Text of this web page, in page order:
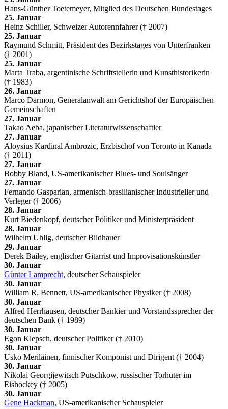
Hans-Günther Toetemeyer, Mitglied des Deutschen Bundestages
25. Januar
Heinz Schiller, Schweizer Autorennfahrer († 2007)
25. Januar
Raymund Schmitt, Präsident des Bezirkstages von Unterfranken
(† 2001)
25. Januar
Marta Traba, argentinische Schriftstellerin und Kunsthistorikerin
(† 1983)
26. Januar
Marco Darmon, Generalanwalt am Gerichtshof der Europäischen
Gemeinschaften
27. Januar
Takao Aeba, japanischer Literaturwissenschaftler
27. Januar
Aloysius Kardinal Ambrozic, Erzbischof von Toronto in Kanada
(† 2011)
27. Januar
Bobby Bland, US-amerikanischer Blues- und Soulsänger
27. Januar
Fernando Gasparian, armenisch-brasilianischer Industrieller und
Verleger († 2006)
28. Januar
Kurt Biedenkopf, deutscher Politiker und Ministerpräsident
28. Januar
Wilhelm Uhlig, deutscher Bildhauer
29. Januar
Derek Bailey, englischer Gitarrist und Improvisationskünstler
30. Januar
Günter Lamprecht, deutscher Schauspieler
30. Januar
William R. Bennett, US-amerikanischer Physiker († 2008)
30. Januar
Alfred Herrhausen, deutscher Bankier und Vorstandssprecher der
deutschen Bank († 1989)
30. Januar
Egon Klepsch, deutscher Politiker († 2010)
30. Januar
Usko Meriläinen, finnischer Komponist und Dirigent († 2004)
30. Januar
Nikolai Georgijewitsch Putschkow, russischer Torhüter im
Eishockey († 2005)
30. Januar
Gene Hackman, US-amerikanischer Schauspieler